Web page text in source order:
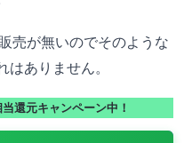
売が無いのでそのような
ありません。
還元キャンペーン中！